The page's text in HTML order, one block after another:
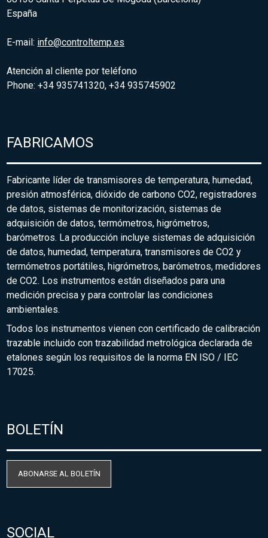
España
E-mail: info@controltemp.es
Atención al cliente por teléfono
Phone: +34 935741320, +34 935745902
FABRICAMOS
Fabricante líder de transmisores de temperatura, humedad,
presión atmosférica, dióxido de carbono CO2, registradores
de datos, sistemas de monitorización, sistemas de
adquisición de datos, termómetros, higrómetros,
barómetros. La producción incluye sistemas de adquisición
de datos, humedad, temperatura, transmisores de CO2 y
termómetros portátiles, higrómetros, barómetros, medidores
de CO2. Los instrumentos están diseñados para una
medición precisa y para controlar las condiciones
ambientales.
Todos los instrumentos vienen con certificado de calibración
trazable incluido con trazabilidad metrológica declarada de
etalones según los requisitos de la norma EN ISO / IEC
17025.
BOLETÍN
ABONARSE AL BOLETÍN
SOCIAL